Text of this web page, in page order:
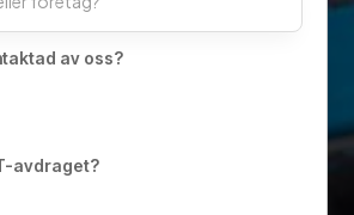
av oss?
avdraget?